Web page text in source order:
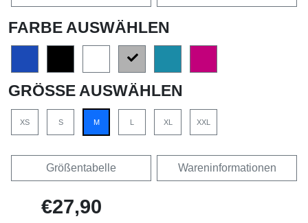
FARBE AUSWÄHLEN
GRÖSSE AUSWÄHLEN
XS S M L XL XXL
Größentabelle Wareninformationen
€27,90